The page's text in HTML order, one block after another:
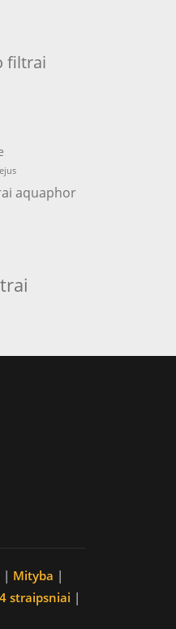
filtrai
aquaphor
| Mityba |
4 straipsniai |